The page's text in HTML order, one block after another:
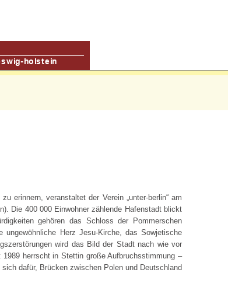
erinnern, veranstaltet der Verein „unter-berlin“ am
Die 400 000 Einwohner zählende Hafenstadt blickt
gehören das Schloss der Pommerschen
Herz Jesu-Kirche, das Sowjetische
wird das Bild der Stadt nach wie vor
herrscht in Stettin große Aufbruchsstimmung –
dafür, Brücken zwischen Polen und Deutschland